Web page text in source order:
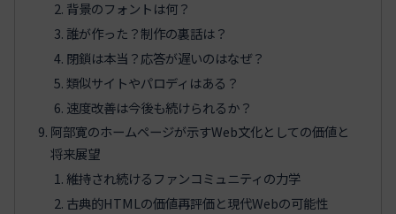
背景のフォントは何？
誰が作った？制作の裏話は？
閉鎖は本当？応答が遅いのはなぜ？
類似サイトやパロディはある？
速度改善は今後も続けられるか？
阿部寛のホームページが示すWeb文化としての価値と
将来展望
維持され続けるファンコミュニティの力学
古典的HTMLの価値再評価と現代Webの可能性